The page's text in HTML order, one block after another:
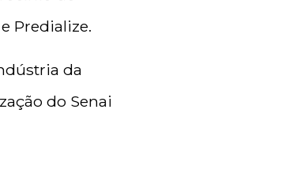
Predialize.
da
do Senai